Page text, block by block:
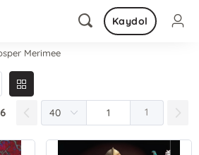
Kaydol
Merimee
6 1